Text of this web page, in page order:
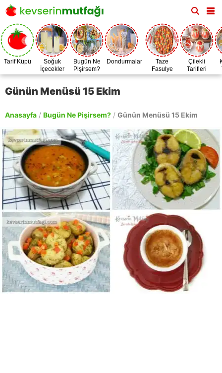
Tarif Küpü
Soğuk
İçecekler
Bugün Ne
Pişirsem?
Dondurmalar
Taze
Fasulye
Zamanı
Çilekli
Tarifleri
Günün Menüsü 15 Ekim
Anasayfa / Bugün Ne Pişirsem? / Günün Menüsü 15 Ekim